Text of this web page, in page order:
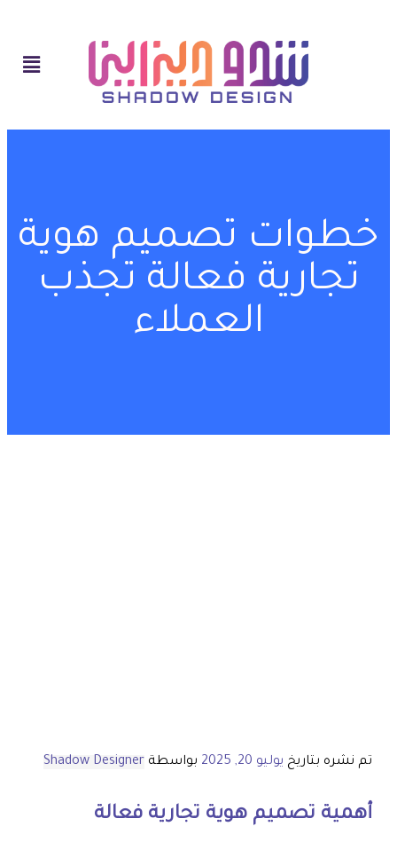
خطوات تصميم هوية
تجارية فعالة تجذب
العملاء
تم نشره بتاريخ يوليو 20, 2025 بواسطة Shadow Designer
أهمية تصميم هوية تجارية فعالة